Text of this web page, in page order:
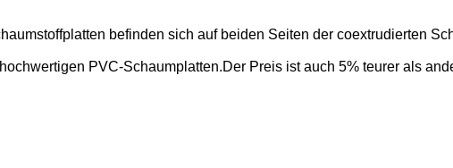
befinden sich auf beiden Seiten der coextrudierten
PVC-Schaumplatten.Der Preis ist auch 5% teurer als